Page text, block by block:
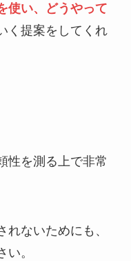
使い、どうやって
く提案をしてくれ
性を測る上で非常
ないためにも、
。